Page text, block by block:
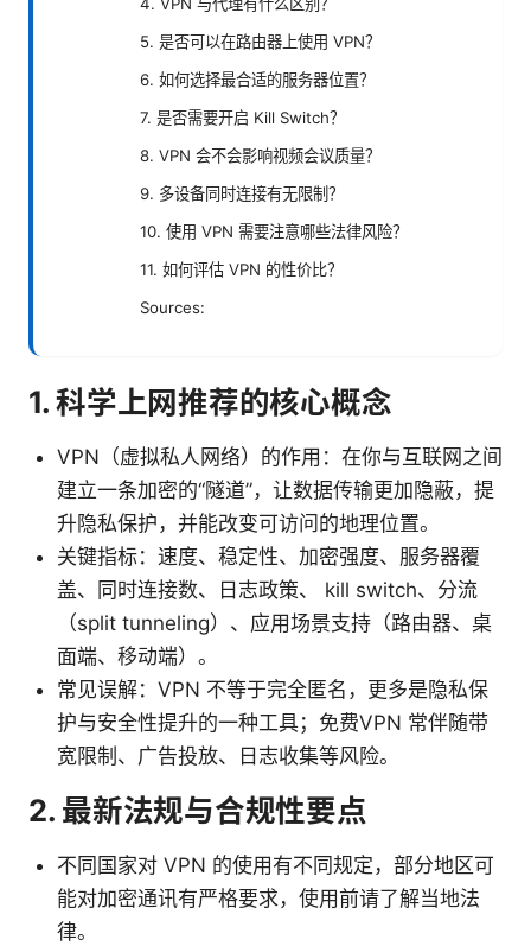
5. 是否可以在路由器上使用 VPN？
6. 如何选择最合适的服务器位置？
7. 是否需要开启 Kill Switch？
8. VPN 会不会影响视频会议质量？
9. 多设备同时连接有无限制？
10. 使用 VPN 需要注意哪些法律风险？
11. 如何评估 VPN 的性价比？
Sources:
1. 科学上网推荐的核心概念
VPN（虚拟私人网络）的作用：在你与互联网之间
建立一条加密的“隧道”，让数据传输更加隐蔽，提
升隐私保护，并能改变可访问的地理位置。
关键指标：速度、稳定性、加密强度、服务器覆
盖、同时连接数、日志政策、 kill switch、分流
（split tunneling）、应用场景支持（路由器、桌
面端、移动端）。
常见误解：VPN 不等于完全匿名，更多是隐私保
护与安全性提升的一种工具；免费VPN 常伴随带
宽限制、广告投放、日志收集等风险。
2. 最新法规与合规性要点
不同国家对 VPN 的使用有不同规定，部分地区可
能对加密通讯有严格要求，使用前请了解当地法
律。